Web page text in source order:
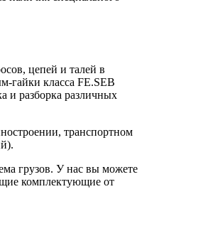
цепей и талей в
гайки класса FE.SEB
и разборка различных
транспортном
грузов. У нас вы можете
комплектующие от